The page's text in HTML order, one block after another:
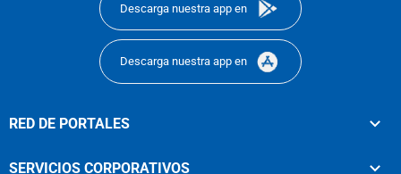
Descarga nuestra app en
Descarga nuestra app en
RED DE PORTALES
SERVICIOS CORPORATIVOS